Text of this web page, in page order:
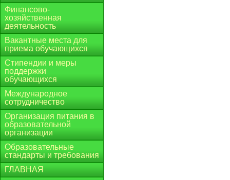
Финансово-
хозяйственная
деятельность
Вакантные места для
приема обучающихся
Стипендии и меры
поддержки
обучающихся
Международное
сотрудничество
Организация питания в
образовательной
организации
Образовательные
стандарты и требования
ГЛАВНАЯ